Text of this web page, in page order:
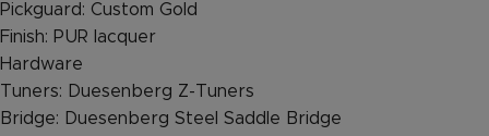
Pickguard: Custom Gold
Finish: PUR lacquer
Hardware
Tuners: Duesenberg Z-Tuners
Bridge: Duesenberg Steel Saddle Bridge